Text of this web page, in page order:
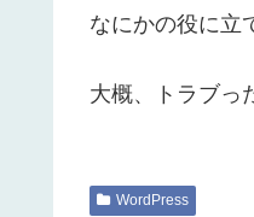
なにかの役に立
大概、トラブっ
WordPress